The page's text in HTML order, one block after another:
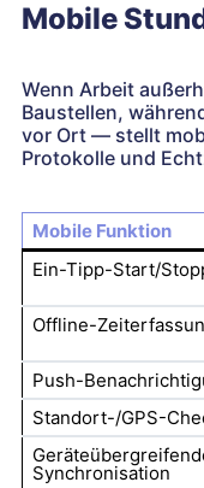
Mobile
Wenn Arbeit
Baustellen,
vor Ort — stellt
Protokolle und
Mobile Funktion
Ein-Tipp-Start/
Offline-
Push-
Standort-/GPS-
Synchronisation